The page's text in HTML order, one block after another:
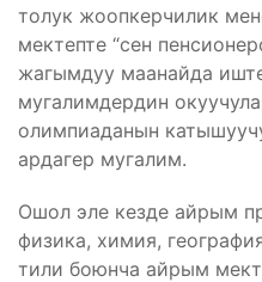
толук жоопкерчилик
мектепте “сен
жагымдуу маанайда
мугалимдердин
олимпиаданын
ардагер мугалим.
Ошол эле кезде айрым
физика, химия,
тили боюнча айрым